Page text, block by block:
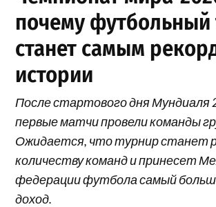
почему футбольный
станет самым
истории
После стартового дня Мундиаля
первые матчи провели команды
Ожидается, что турнир станет
количеству команд и принесет
федерации футбола самый
доход.